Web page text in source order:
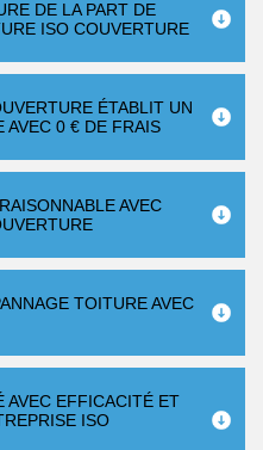
DE LA PART DE
ISO COUVERTURE
ÉTABLIT UN
AVEC 0 € DE FRAIS
AVEC
TOITURE AVEC
AVEC EFFICACITÉ ET
ISO